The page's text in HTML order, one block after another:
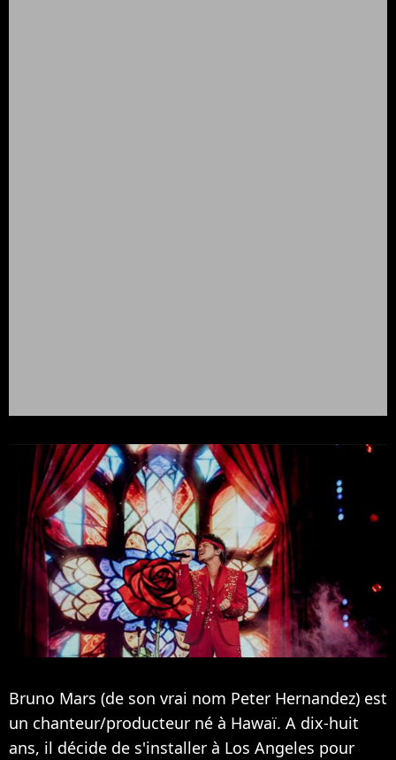
Bruno Mars (de son vrai nom Peter Hernandez) est
un chanteur/producteur né à Hawaï. A dix-huit
ans, il décide de s'installer à Los Angeles pour